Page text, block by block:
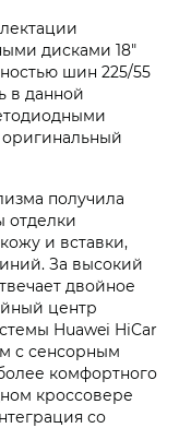
дисками 18"
шин 225/55
в данной
получила
отделки
и вставки,
За высокий
двойное
центр
Huawei HiCar
с сенсорным
комфортного
кроссовере
со